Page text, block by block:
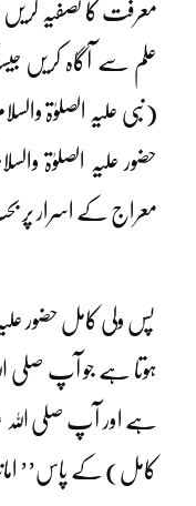
معرفت کا تصفیہ کریں
علم سے آگاہ کریں
(نبی علیہ الصلوٰۃ
حضور علیہ الصلوٰۃ
معراج کے اسرار پر
پس ولی کامل حضور
ہوتا ہے جو آپ صلی
ہے اور آپ صلی
کامل) کے پاس’’